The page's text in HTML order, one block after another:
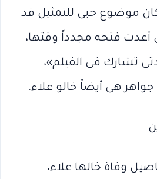
موضوع حبى للتمثيل قد
أعدت فتحه مجدداً وقتها،
تشارك فى الفيلم»،
جواهر هى أيضاً خالو علاء.
وفاة خالها علاء،